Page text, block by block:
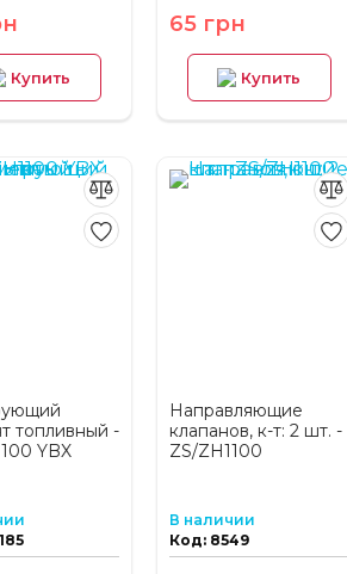
Купить
65 грн
Купить
топливный -
YBX
Направляющие
клапанов, к-т: 2 шт. -
ZS/ZH1100
В наличии
Код: 8549